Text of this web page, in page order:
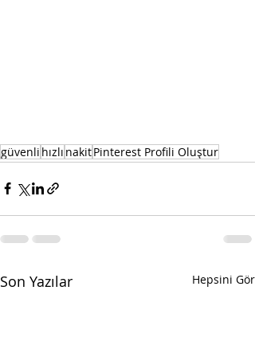
güvenli hızlı nakitPinterest Profili Oluştur
Son Yazılar Hepsini Gör